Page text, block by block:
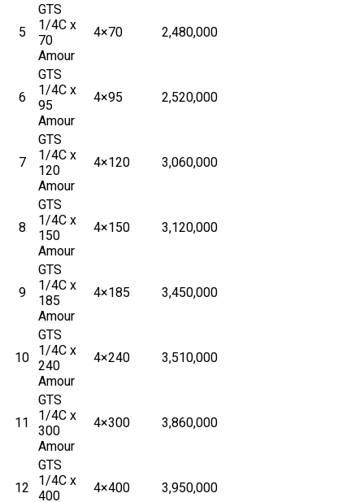
5
GTS
1/4C x
70
Amour
4×70 2,480,000
6
GTS
1/4C x
95
Amour
4×95 2,520,000
7
GTS
1/4C x
120
Amour
4×120 3,060,000
8
GTS
1/4C x
150
Amour
4×150 3,120,000
9
GTS
1/4C x
185
Amour
4×185 3,450,000
10
GTS
1/4C x
240
Amour
4×240 3,510,000
11
GTS
1/4C x
300
Amour
4×300 3,860,000
12
GTS
1/4C x
400
4×400 3,950,000